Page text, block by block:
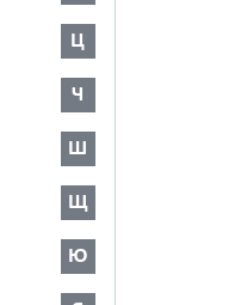
Ц
Ч
Ш
Щ
Ю